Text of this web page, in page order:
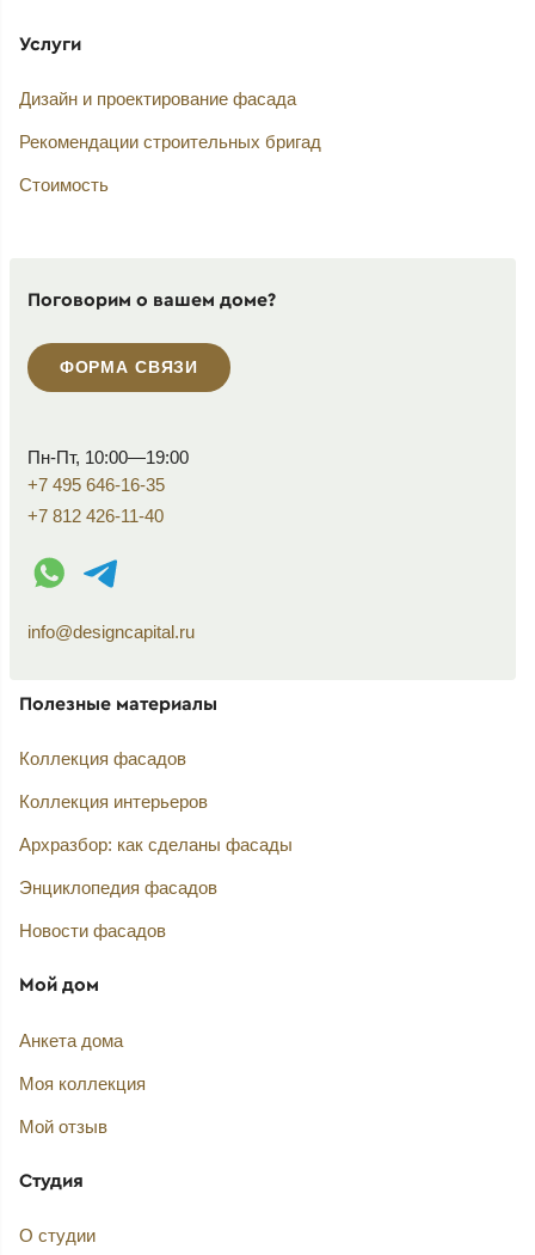
Услуги
Дизайн и проектирование фасада
Рекомендации строительных бригад
Стоимость
Поговорим о вашем доме?
ФОРМА СВЯЗИ
Пн-Пт, 10:00—19:00
+7 495 646-16-35
+7 812 426-11-40
WhatsApp контакт
Telegram контакт
info@designcapital.ru
Полезные материалы
Коллекция фасадов
Коллекция интерьеров
Архразбор: как сделаны фасады
Энциклопедия фасадов
Новости фасадов
Мой дом
Анкета дома
Моя коллекция
Мой отзыв
Студия
О студии